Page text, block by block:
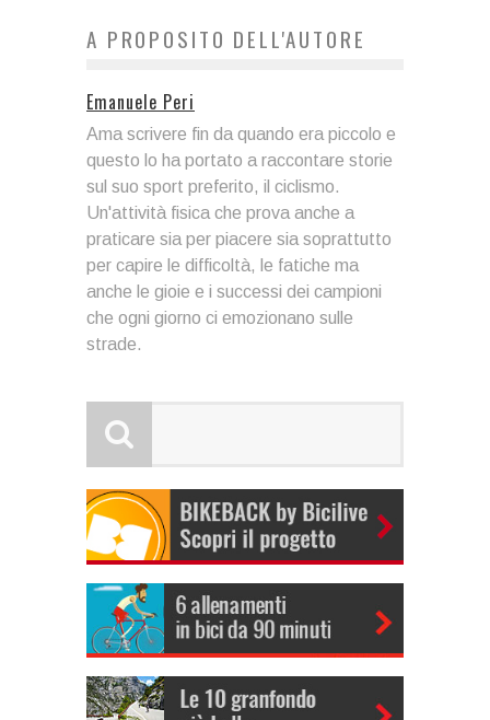
A PROPOSITO DELL'AUTORE
Emanuele Peri
Ama scrivere fin da quando era piccolo e
questo lo ha portato a raccontare storie
sul suo sport preferito, il ciclismo.
Un'attività fisica che prova anche a
praticare sia per piacere sia soprattutto
per capire le difficoltà, le fatiche ma
anche le gioie e i successi dei campioni
che ogni giorno ci emozionano sulle
strade.